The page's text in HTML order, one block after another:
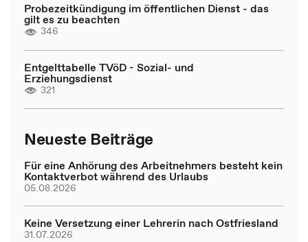
Probezeitkündigung im öffentlichen Dienst - das
gilt es zu beachten
346
Entgelttabelle TVöD - Sozial- und
Erziehungsdienst
321
Neueste Beiträge
Für eine Anhörung des Arbeitnehmers besteht kein
Kontaktverbot während des Urlaubs
05.08.2026
Keine Versetzung einer Lehrerin nach Ostfriesland
31.07.2026